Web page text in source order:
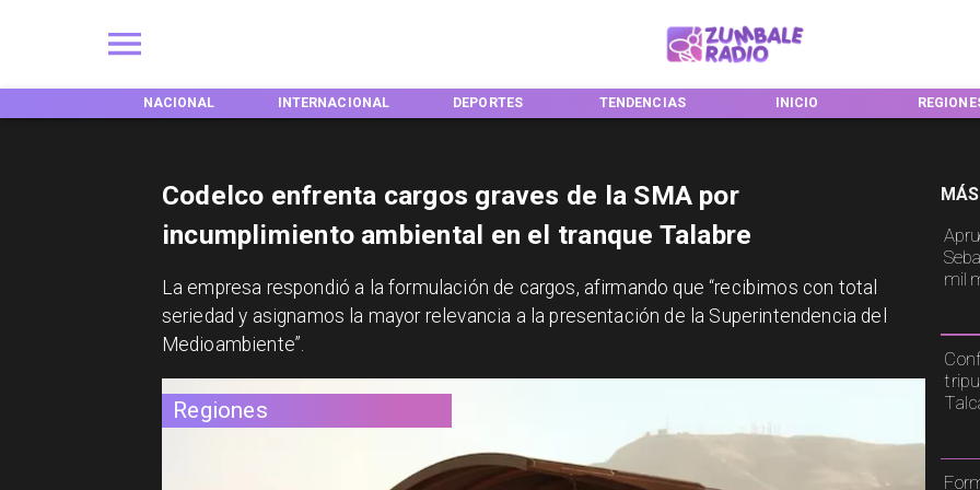
INTERNACIONAL DEPORTES TENDENCIAS INICIO REGIONES
Regiones
mil
Codelco enfrenta cargos graves de la SMA por
incumplimiento ambiental en el tranque Talabre
La empresa respondió a la formulación de cargos, afirmando que “recibimos con total
seriedad y asignamos la mayor relevancia a la presentación de la Superintendencia del
Medioambiente”.